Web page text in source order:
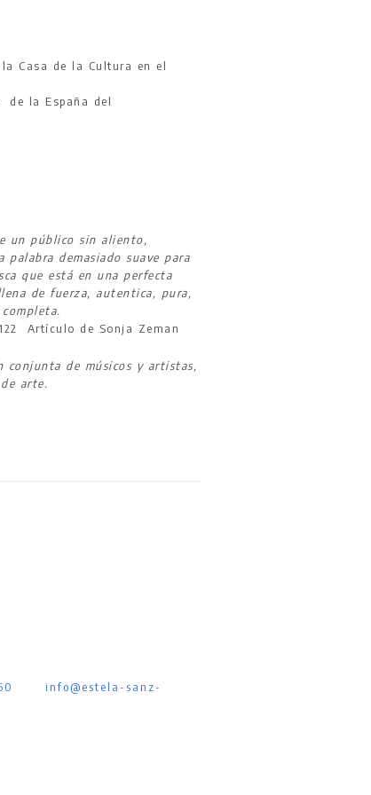
Casa de la Cultura en el
de la España del
un público sin aliento,
demasiado suave para
que está en una perfecta
de fuerza, autentica, pura,
Artículo de Sonja Zeman
conjunta de músicos y artistas,
arte.
info@estela-sanz-